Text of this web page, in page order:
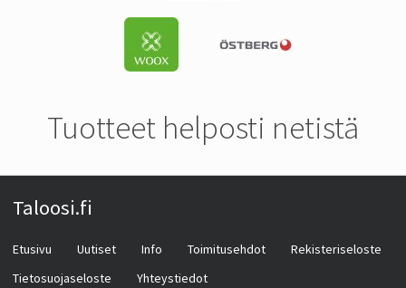
Tuotteet helposti netistä
Taloosi.fi
Etusivu Uutiset Info Toimitusehdot
Rekisteriseloste
Tietosuojaseloste
Yhteystiedot